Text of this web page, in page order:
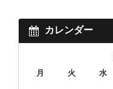
カレンダー
月 火 水